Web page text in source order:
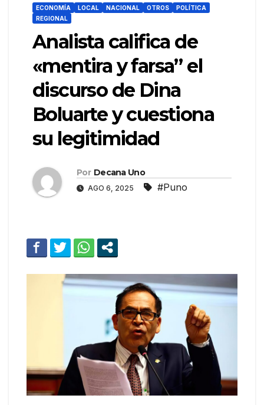
ECONOMÍA LOCAL NACIONAL OTROS
POLÍTICA
REGIONAL
Analista califica de
«mentira y farsa” el
discurso de Dina
Boluarte y cuestiona
su legitimidad
Por Decana Uno
AGO 6, 2025 #Puno